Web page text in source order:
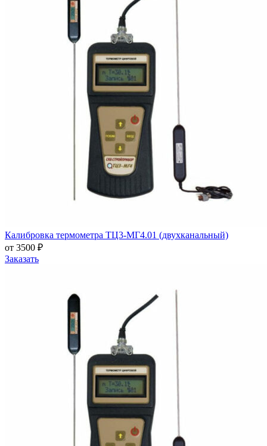
Калибровка термометра ТЦ3-МГ4.01 (двухканальный)
от 3500 ₽
Заказать